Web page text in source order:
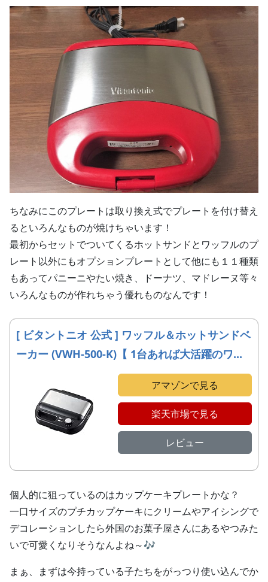
ちなみにこのプレートは取り換え式でプレートを付け替え
るといろんなものが焼けちゃいます！
最初からセットでついてくるホットサンドとワッフルのプ
レート以外にもオプションプレートとして他にも１１種類
もあってパニーニやたい焼き、ドーナツ、マドレーヌ等々
いろんなものが作れちゃう優れものなんです！
[ ビタントニオ 公式 ] ワッフル＆ホットサンドベ
ーカー (VWH-500-K)【 1台あれば大活躍のワ...
アマゾンで見る
楽天市場で見る
レビュー
個人的に狙っているのはカップケーキプレートかな？
一口サイズのプチカップケーキにクリームやアイシングで
デコレーションしたら外国のお菓子屋さんにあるやつみた
いで可愛くなりそうなんよね～🎶
まぁ、まずは今持っている子たちをがっつり使い込んでか